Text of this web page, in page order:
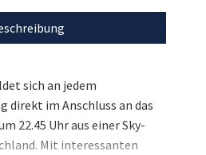
sich an jedem
direkt im Anschluss an das
22.45 Uhr aus einer Sky-
Mit interessanten